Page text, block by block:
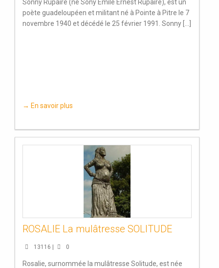
Sonny Rupaire (né Sony Émile Ernest Rupaire), est un
poète guadeloupéen et militant né à Pointe à Pitre le 7
novembre 1940 et décédé le 25 février 1991. Sonny [...]
→ En savoir plus
ROSALIE La mulâtresse SOLITUDE
13116 | 0
Rosalie, surnommée la mulâtresse Solitude, est née